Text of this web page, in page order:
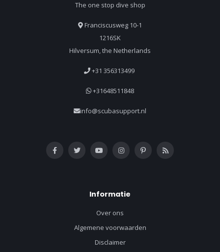
The one stop dive shop
Franciscusweg 10-1
1216SK
Hilversum, the Netherlands
+31 356313499
+31648511848
info@scubasupport.nl
Informatie
Over ons
Algemene voorwaarden
Disclaimer